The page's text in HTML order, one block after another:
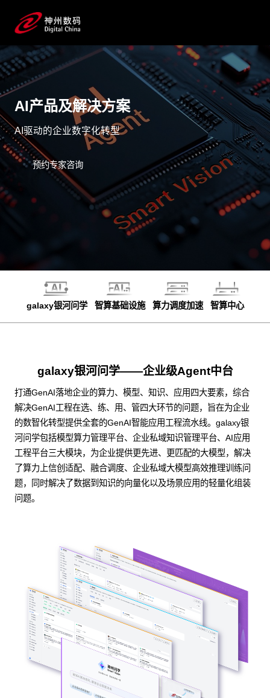
AI产品及解决方案
AI驱动的企业数字化转型
预约专家咨询
galaxy银河问学 智算基础设施 算力调度加速 智算中心
galaxy银河问学——企业级Agent中台
打通GenAI落地企业的算力、模型、知识、应用四大要素，综合
解决GenAI工程在选、练、用、管四大环节的问题，旨在为企业
的数智化转型提供全套的GenAI智能应用工程流水线。galaxy银
河问学包括模型算力管理平台、企业私域知识管理平台、AI应用
工程平台三大模块，为企业提供更先进、更匹配的大模型，解决
了算力上信创适配、融合调度、企业私域大模型高效推理训练问
题，同时解决了数据到知识的向量化以及场景应用的轻量化组装
问题。